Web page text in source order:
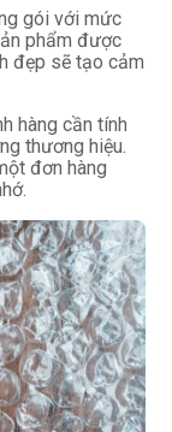
gói với mức
phẩm được
đẹp sẽ tạo cảm
hàng cần tính
thương hiệu.
đơn hàng